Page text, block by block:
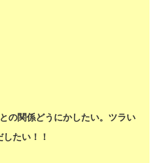
の関係どうにかしたい。 ツラい
たい！！